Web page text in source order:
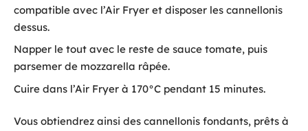
compatible avec l’Air Fryer et disposer les cannellonis
dessus.
Napper le tout avec le reste de sauce tomate, puis
parsemer de mozzarella râpée.
Cuire dans l’Air Fryer à 170°C pendant 15 minutes.
Vous obtiendrez ainsi des cannellonis fondants, prêts à